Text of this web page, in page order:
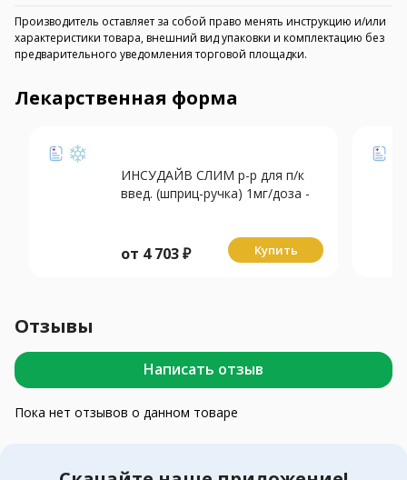
Производитель оставляет за собой право менять инструкцию и/или
характеристики товара, внешний вид упаковки и комплектацию без
предварительного уведомления торговой площадки.
Лекарственная форма
ИНСУДАЙВ СЛИМ р-р для п/к
введ. (шприц-ручка) 1мг/доза -
от 4 703₽ Купить
Отзывы
Написать отзыв
Пока нет отзывов о данном товаре